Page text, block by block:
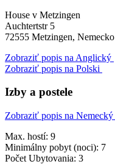
House v Metzingen
Auchtertstr 5
72555 Metzingen, Nemecko
Zobraziť popis na Anglický
Zobraziť popis na Polski
Izby a postele
Zobraziť popis na Nemecký
Max. hostí: 9
Minimálny pobyt (noci): 7
Počet Ubytovania: 3